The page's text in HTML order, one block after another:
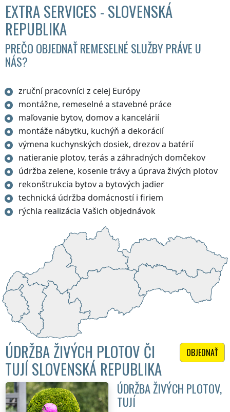
EXTRA SERVICES - SLOVENSKÁ
REPUBLIKA
PREČO OBJEDNAŤ REMESELNÉ SLUŽBY PRÁVE U
NÁS?
zruční pracovníci z celej Európy
montážne, remeselné a stavebné práce
maľovanie bytov, domov a kancelárií
montáže nábytku, kuchýň a dekorácií
výmena kuchynských dosiek, drezov a batérií
natieranie plotov, terás a záhradných domčekov
údržba zelene, kosenie trávy a úprava živých plotov
rekonštrukcia bytov a bytových jadier
technická údržba domácností i firiem
rýchla realizácia Vašich objednávok
OBJEDNAŤ
ÚDRŽBA ŽIVÝCH PLOTOV ČI
TUJÍ SLOVENSKÁ REPUBLIKA
ÚDRŽBA ŽIVÝCH PLOTOV,
TUJÍ